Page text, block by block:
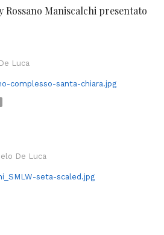
Rossano Maniscalchi presentato
Luca
De Luca